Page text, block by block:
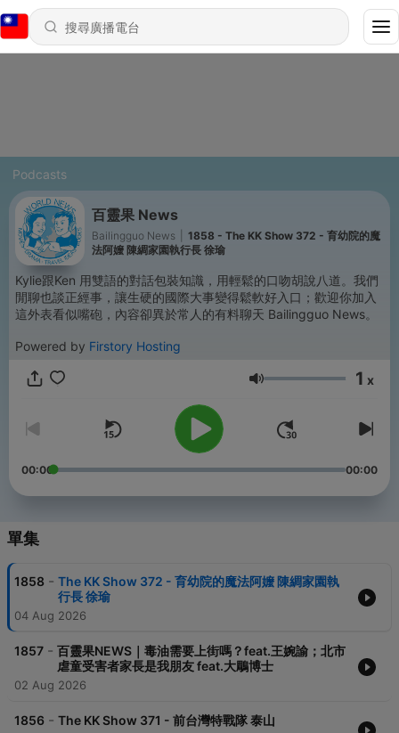
Podcasts
百靈果 News
Bailingguo News
1858 - The KK Show 372 - 育幼院的魔
法阿嬤 陳綢家園執行長 徐瑜
Kylie跟Ken 用雙語的對話包裝知識，用輕鬆的口吻胡說八道。我們
閒聊也談正經事，讓生硬的國際大事變得鬆軟好入口；歡迎你加入
這外表看似嘴砲，內容卻異於常人的有料聊天 Bailingguo News。
Powered by Firstory Hosting
音量 1 x
00:00 00:00
單集
1858 - The KK Show 372 - 育幼院的魔法阿嬤 陳綢家園執
行長 徐瑜
04 Aug 2026
1857 - 百靈果NEWS｜毒油需要上街嗎？feat.王婉諭；北市
虐童受害者家長是我朋友 feat.大鵰博士
02 Aug 2026
1856 - The KK Show 371 - 前台灣特戰隊 泰山